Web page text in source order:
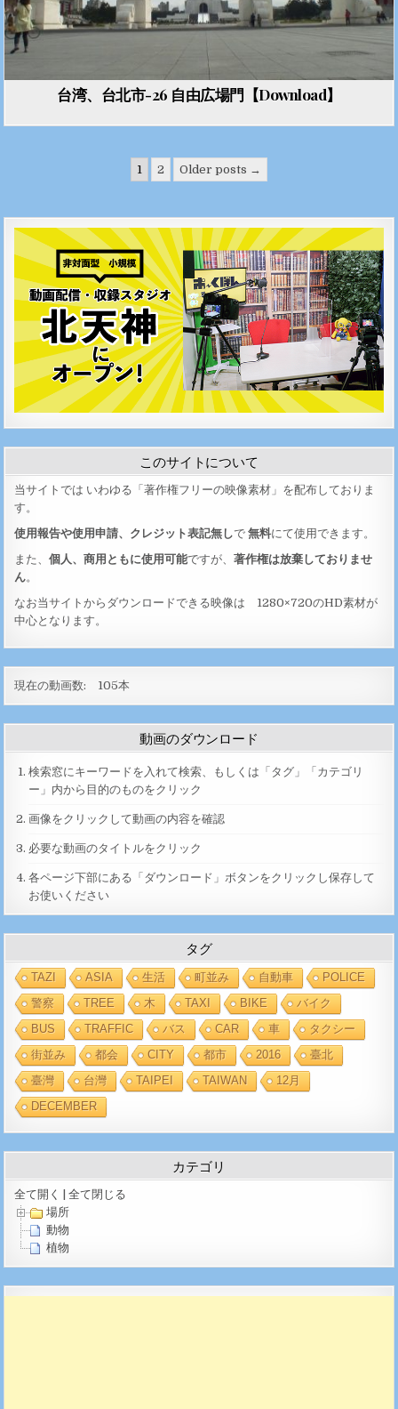
台湾、台北市-26 自由広場門【Download】
投稿のページ送り
1 2 Older posts →
このサイトについて
当サイトでは いわゆる「著作権フリーの映像素材」を配布しておりま
す。
使用報告や使用申請、クレジット表記無しで無料にて使用できます。
また、個人、商用ともに使用可能ですが、著作権は放棄しておりませ
ん。
なお当サイトからダウンロードできる映像は 1280×720のHD素材が
中心となります。
現在の動画数: 105本
動画のダウンロード
検索窓にキーワードを入れて検索、もしくは「タグ」「カテゴリ
ー」内から目的のものをクリック
画像をクリックして動画の内容を確認
必要な動画のタイトルをクリック
各ページ下部にある「ダウンロード」ボタンをクリックし保存して
お使いください
タグ
TAZI ASIA 生活 町並み 自動車
POLICE
警察
TREE 木 TAXI BIKE
バイク
BUS
TRAFFIC バス CAR 車
タクシー
街並み
都会 CITY 都市 2016
臺北
臺灣
台灣 TAIPEI TAIWAN
12月
DECEMBER
カテゴリ
全て開く |全て閉じる
場所
動物
植物